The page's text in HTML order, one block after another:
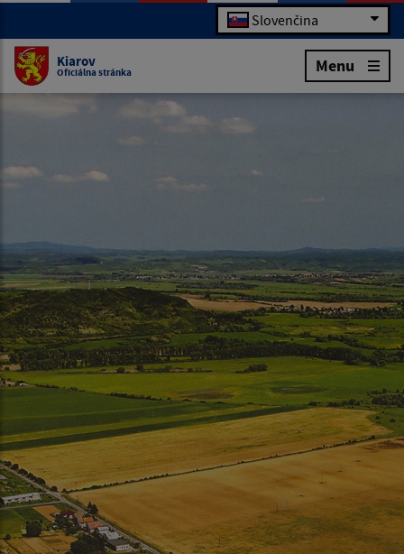
Slovenčina
Kiarov
Oficiálna stránka Menu